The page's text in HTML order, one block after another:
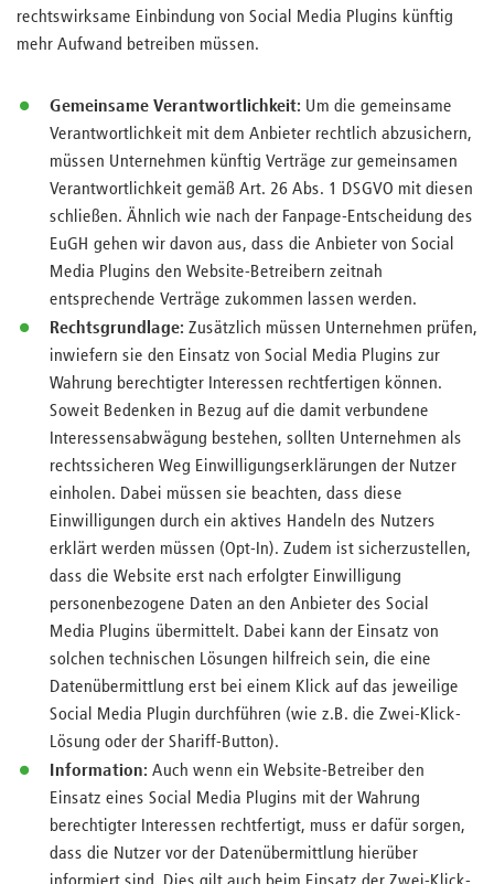
rechtswirksame Einbindung von Social Media Plugins künftig
mehr Aufwand betreiben müssen.
Gemeinsame Verantwortlichkeit: Um die gemeinsame
Verantwortlichkeit mit dem Anbieter rechtlich abzusichern,
müssen Unternehmen künftig Verträge zur gemeinsamen
Verantwortlichkeit gemäß Art. 26 Abs. 1 DSGVO mit diesen
schließen. Ähnlich wie nach der Fanpage-Entscheidung des
EuGH gehen wir davon aus, dass die Anbieter von Social
Media Plugins den Website-Betreibern zeitnah
entsprechende Verträge zukommen lassen werden.
Rechtsgrundlage: Zusätzlich müssen Unternehmen prüfen,
inwiefern sie den Einsatz von Social Media Plugins zur
Wahrung berechtigter Interessen rechtfertigen können.
Soweit Bedenken in Bezug auf die damit verbundene
Interessensabwägung bestehen, sollten Unternehmen als
rechtssicheren Weg Einwilligungserklärungen der Nutzer
einholen. Dabei müssen sie beachten, dass diese
Einwilligungen durch ein aktives Handeln des Nutzers
erklärt werden müssen (Opt-In). Zudem ist sicherzustellen,
dass die Website erst nach erfolgter Einwilligung
personenbezogene Daten an den Anbieter des Social
Media Plugins übermittelt. Dabei kann der Einsatz von
solchen technischen Lösungen hilfreich sein, die eine
Datenübermittlung erst bei einem Klick auf das jeweilige
Social Media Plugin durchführen (wie z.B. die Zwei-Klick-
Lösung oder der Shariff-Button).
Information: Auch wenn ein Website-Betreiber den
Einsatz eines Social Media Plugins mit der Wahrung
berechtigter Interessen rechtfertigt, muss er dafür sorgen,
dass die Nutzer vor der Datenübermittlung hierüber